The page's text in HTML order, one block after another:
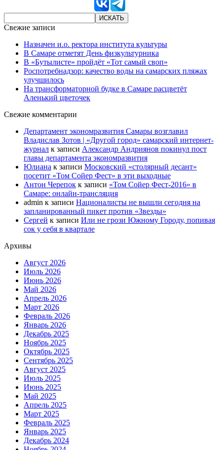
Свежие записи
Назначен и.о. ректора института культуры
В Самаре отметят День физкультурника
В «Бутылисте» пройдёт «Тот самый своп»
Роспотребнадзор: качество воды на самарских пляжах
улучшилось
На трансформаторной будке в Самаре расцветёт
Аленький цветочек
Свежие комментарии
Департамент экономразвития Самары возглавил
Владислав Зотов | «Другой город» самарский интернет-
журнал к записи Александр Андриянов покинул пост
главы департамента экономразвития
Юлиана к записи Московский «столярный десант»
посетит «Том Сойер Фест» в эти выходные
Антон Черепок к записи «Том Сойер Фест-2016» в
Самаре: онлайн-трансляция
admin к записи Националисты не вышли сегодня на
запланированный пикет против «Звезды»
Сергей к записи Или не грози Южному Городу, попивая
сок у себя в квартале
Архивы
Август 2026
Июль 2026
Июнь 2026
Май 2026
Апрель 2026
Март 2026
Февраль 2026
Январь 2026
Декабрь 2025
Ноябрь 2025
Октябрь 2025
Сентябрь 2025
Август 2025
Июль 2025
Июнь 2025
Май 2025
Апрель 2025
Март 2025
Февраль 2025
Январь 2025
Декабрь 2024